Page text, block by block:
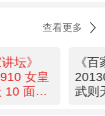
查看更多
坛》
女皇
10 面对
《
武则